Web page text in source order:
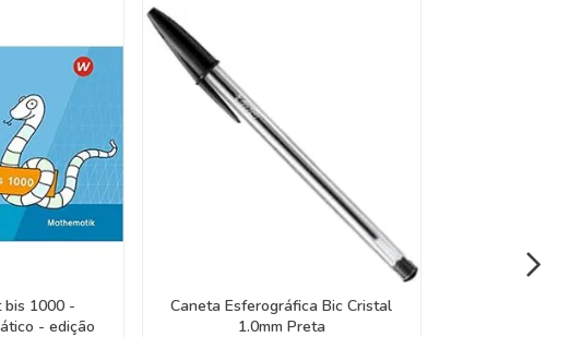
bis 1000 -
- edição
Caneta Esferográfica Bic Cristal
1.0mm Preta